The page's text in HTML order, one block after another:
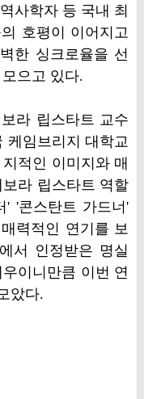
사학자 등 국내 최
호평이 이어지고
한 싱크로율을 선
으고 있다.
라 립스타트 교수
케임브리지 대학교
적인 이미지와 매
라 립스타트 역할
' '콘스탄트 가드너'
력적인 연기를 보
서 인정받은 명실
이니만큼 이번 연
았다.